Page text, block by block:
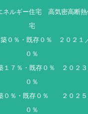
ルギー住宅 高気密高断
宅
０％・既存０％ ２０２１
０％
・既存０％ ２０２３／
０％
既存０％ ２０２５／
０％